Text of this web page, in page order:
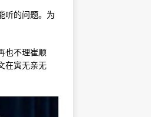
听的问题。为
也不理崔顺
在寅无亲无